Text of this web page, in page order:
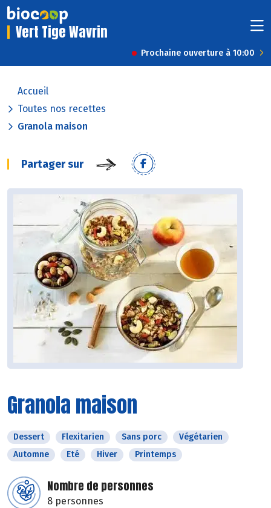
Vert Tige Wavrin
Prochaine ouverture à 10:00
Accueil
Toutes nos recettes
Granola maison
Partager sur
Granola maison
Dessert Flexitarien Sans porc
Végétarien
Automne
Eté Hiver Printemps
Nombre de personnes
8 personnes